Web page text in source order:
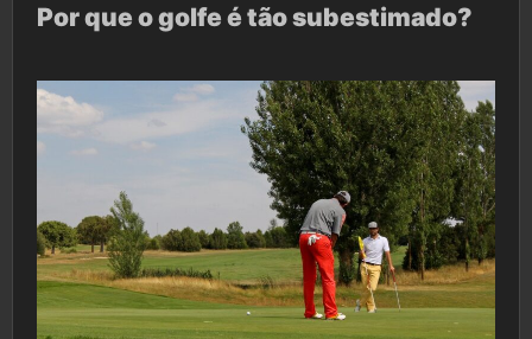
Por que o golfe é tão subestimado?